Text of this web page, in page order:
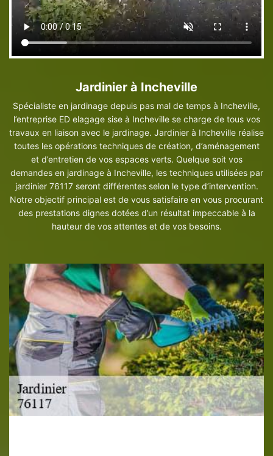
Jardinier à Incheville
Spécialiste en jardinage depuis pas mal de temps à Incheville,
l’entreprise ED elagage sise à Incheville se charge de tous vos
travaux en liaison avec le jardinage. Jardinier à Incheville réalise
toutes les opérations techniques de création, d’aménagement
et d’entretien de vos espaces verts. Quelque soit vos
demandes en jardinage à Incheville, les techniques utilisées par
jardinier 76117 seront différentes selon le type d’intervention.
Notre objectif principal est de vous satisfaire en vous procurant
des prestations dignes dotées d’un résultat impeccable à la
hauteur de vos attentes et de vos besoins.